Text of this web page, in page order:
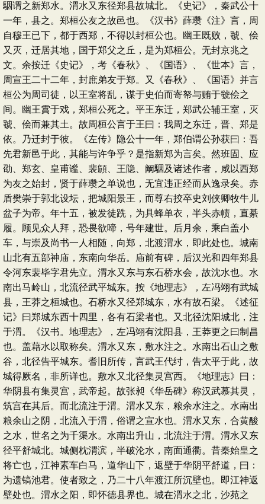
駰谓之新郑水。渭水又东径郑县故城北。《史记》，秦武公十
一年，县之。郑桓公友之故邑也。《汉书》薛瓒《注》言，周
自穆王已下，都于西郑，不得以封桓公也。幽王既败，虢、侩
又灭，迁居其地，国于郑父之丘，是为郑桓公。无封京兆之
文。余按迁《史记》，考《春秋》、《国语》、《世本》言，
周宣王二十二年，封庶弟友于郑。又《春秋》、《国语》并言
桓公为周司徒，以王室将乱，谋于史伯而寄帑与贿于虢侩之
间。幽王霣于戏，郑桓公死之。平王东迁，郑武公辅王室，灭
虢、侩而兼其土。故周桓公言于王曰：我周之东迁，晋、郑是
依。乃迁封于彼。《左传》隐公十一年，郑伯谓公孙获曰：吾
先君新邑于此，其能与许争乎？是指新郑为言矣。然班固、应
劭、郑玄、皇甫谧、裴頠、王隐、阚駰及诸述作者，咸以西郑
为友之始封，贤于薛瓒之单说也，无宜违正经而从逸录矣。赤
盾樊崇于郭北设坛，把城阳景王，而尊右挍卒史刘侠卿牧牛儿
盆子为帝。年十五，被发徒跣，为具蜂单衣，半头赤帻，直綦
履。顾见众人拜，恐畏欲啼，号年建世。后月余，乘白盖小
车，与崇及尚书一人相随，向郑，北渡渭水，即此处也。城南
山北有五部神庙，东南向华岳。庙前有碑，后汉光和四年郑县
令河东裴毕字君先立。渭水又东与东石桥水会，故沈水也。水
南出马岭山，北流径武平城东。按《地理志》，左冯翊有武城
县，王莽之桓城也。石桥水又径郑城东，水有故石梁。《述征
记》曰郑城东西十四里，各有石梁者也。又北径沈阳城北，注
于渭。《汉书。地理志》，左冯翊有沈阳县，王莽更之曰制昌
也。盖藉水以取称矣。渭水又东，敷水注之。水南出石山之敷
谷，北径告平城东。耆旧所传，言武王代纣，告太平于此，故
城得厥名，非所详也。敷水又北径集灵宫西。《地理志》曰：
华阴县有集灵宫，武帝起。故张昶《华岳碑》称汉武慕其灵，
筑宫在其后。而北流注于渭。渭水又东，粮余水注之。水南出
粮余山之阴，北流入于渭，俗谓之宣水也。渭水又东，合黄酸
之水，世名之为千渠水。水南出升山，北流注于渭。渭水又东
径平舒城北。城侧枕渭滨，半破沦水，南面通衢。昔秦始皇之
将亡也，江神素车白马，道华山下，返壁于华阴平舒道，曰：
为遗镐池君。使者致之，乃二十八年渡江所沉壁也。即江神返
壁处也。渭水之阳，即怀德县界也。城在渭水之北，沙苑之